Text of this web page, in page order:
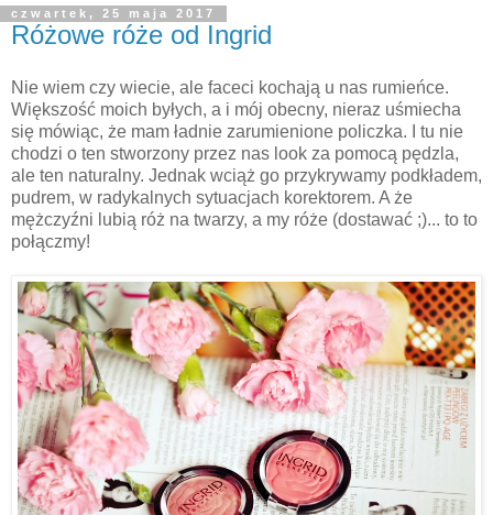
czwartek, 25 maja 2017
Różowe róże od Ingrid
Nie wiem czy wiecie, ale faceci kochają u nas rumieńce.
Większość moich byłych, a i mój obecny, nieraz uśmiecha
się mówiąc, że mam ładnie zarumienione policzka. I tu nie
chodzi o ten stworzony przez nas look za pomocą pędzla,
ale ten naturalny. Jednak wciąż go przykrywamy podkładem,
pudrem, w radykalnych sytuacjach korektorem. A że
mężczyźni lubią róż na twarzy, a my róże (dostawać ;)... to to
połączmy!